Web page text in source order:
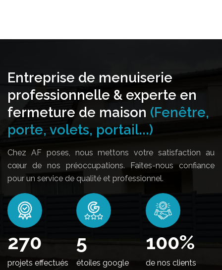
Entreprise de menuiserie
professionnelle & experte en
fermeture de maison (Fenêtre,
porte, volets, portail...)
Chez AF poses, nous mettons votre satisfaction au
cœur de nos préoccupations. Faites-nous confiance
pour un service de qualité et professionnel.
328
projets effectués
5
étoiles google
100%
de nos clients